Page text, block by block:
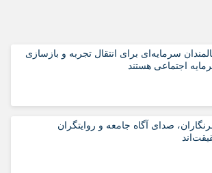
سرمایه‌ای برای انتقال تجربه و بازسازی
اجتماعی هستند
صدای آگاه جامعه و روایتگران